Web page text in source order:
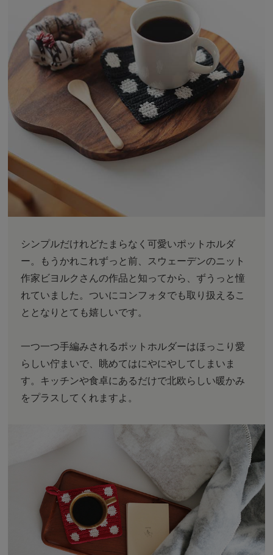
シンプルだけれどたまらなく可愛いポットホルダ
ー。もうかれこれずっと前、スウェーデンのニット
作家ビヨルクさんの作品と知ってから、ずうっと憧
れていました。ついにコンフォタでも取り扱えるこ
ととなりとても嬉しいです。
一つ一つ手編みされるポットホルダーはほっこり愛
らしい佇まいで、眺めてはにやにやしてしまいま
す。キッチンや食卓にあるだけで北欧らしい暖かみ
をプラスしてくれますよ。